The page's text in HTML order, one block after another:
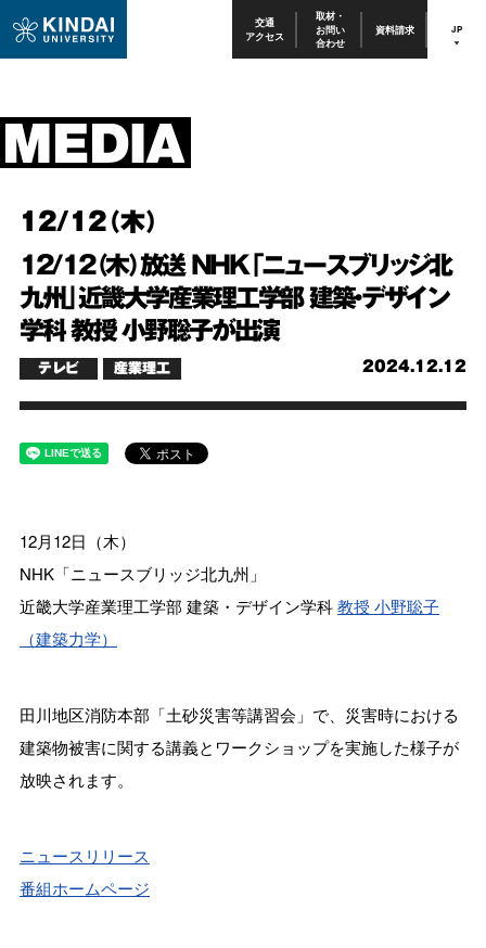
交通
アクセス
取材・
お問い
合わせ
資料請求 JP
12/12（木）
12/12（木）放送 NHK「ニュースブリッジ北
九州」近畿大学産業理工学部 建築・デザイン
学科 教授 小野聡子が出演
2024.12.12
テレビ 産業理工
12月12日（木）
NHK「ニュースブリッジ北九州」
近畿大学産業理工学部 建築・デザイン学科教授 小野聡子
（建築力学）
田川地区消防本部「土砂災害等講習会」で、災害時における
建築物被害に関する講義とワークショップを実施した様子が
放映されます。
ニュースリリース
番組ホームページ